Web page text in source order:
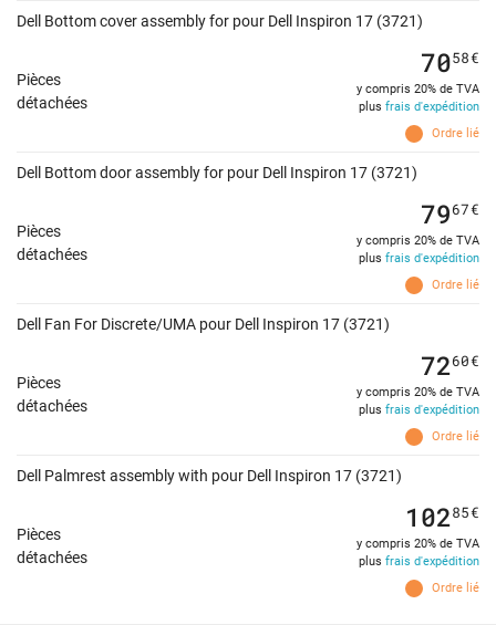
Dell Bottom cover assembly for pour Dell Inspiron 17 (3721)
Pièces
détachées
Ordre lié
7058€
y compris 20% de TVA
plus frais d'expédition
Dell Bottom door assembly for pour Dell Inspiron 17 (3721)
Pièces
détachées
Ordre lié
7967€
y compris 20% de TVA
plus frais d'expédition
Dell Fan For Discrete/UMA pour Dell Inspiron 17 (3721)
Pièces
détachées
Ordre lié
7260€
y compris 20% de TVA
plus frais d'expédition
Dell Palmrest assembly with pour Dell Inspiron 17 (3721)
Pièces
détachées
Ordre lié
10285€
y compris 20% de TVA
plus frais d'expédition